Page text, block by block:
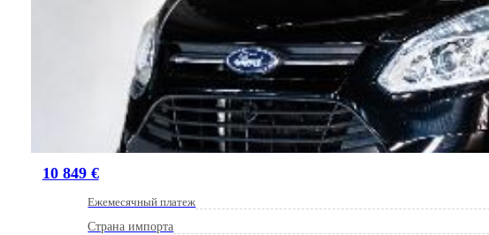
10 849 €
Ежемесячный платеж
Страна импорта